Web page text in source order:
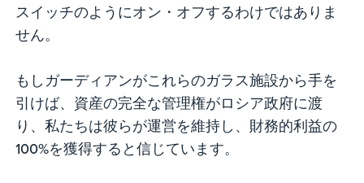
スイッチのようにオン・オフするわけではありま
せん。
もしガーディアンがこれらのガラス施設から手を
引けば、資産の完全な管理権がロシア政府に渡
り、私たちは彼らが運営を維持し、財務的利益の
100%を獲得すると信じています。